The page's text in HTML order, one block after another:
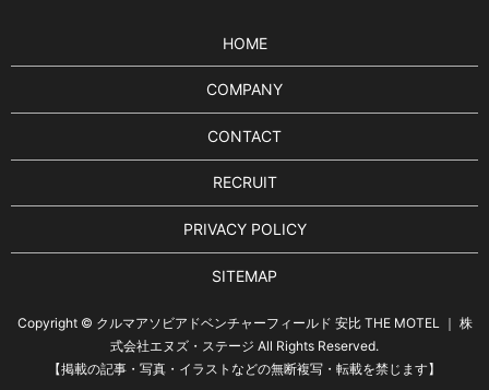
HOME
COMPANY
CONTACT
RECRUIT
PRIVACY POLICY
SITEMAP
Copyright © クルマアソビアドベンチャーフィールド 安比 THE MOTEL ｜ 株
式会社エヌズ・ステージ All Rights Reserved.
【掲載の記事・写真・イラストなどの無断複写・転載を禁じます】